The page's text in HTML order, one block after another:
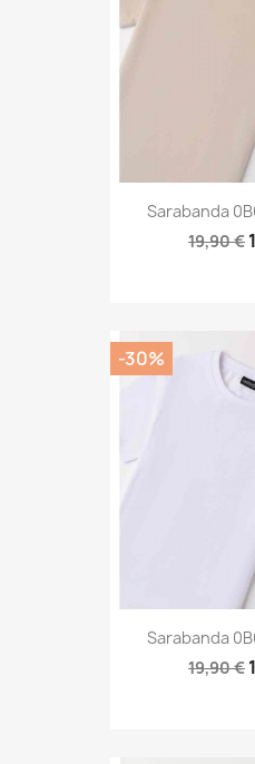
Sarabanda
19,90 €
Sarabanda
19,90 €
-30%